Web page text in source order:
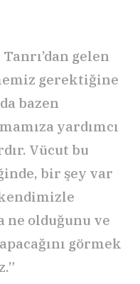
gelen
gerektiğine
bazen
yardımcı
Vücut bu
bir şey var
ne olduğunu ve
görmek